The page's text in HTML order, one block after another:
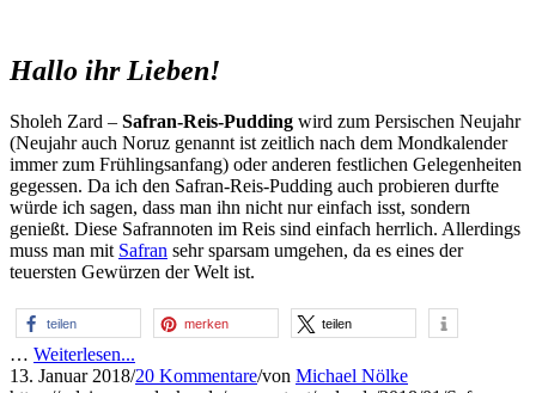
Hallo ihr Lieben!
Sholeh Zard – Safran-Reis-Pudding wird zum Persischen Neujahr
(Neujahr auch Noruz genannt ist zeitlich nach dem Mondkalender
immer zum Frühlingsanfang) oder anderen festlichen Gelegenheiten
gegessen. Da ich den Safran-Reis-Pudding auch probieren durfte
würde ich sagen, dass man ihn nicht nur einfach isst, sondern
genießt. Diese Safrannoten im Reis sind einfach herrlich. Allerdings
muss man mit Safran sehr sparsam umgehen, da es eines der
teuersten Gewürzen der Welt ist.
teilen merken teilen
… Weiterlesen...
13. Januar 2018/20 Kommentare/von Michael Nölke